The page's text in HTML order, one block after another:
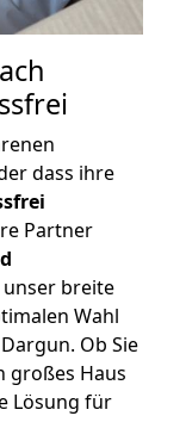
dass ihre
Partner
breite
Wahl
Ob Sie
großes Haus
Lösung für